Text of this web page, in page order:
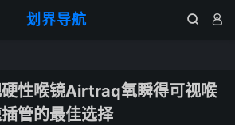
划界导航  
性喉镜Airtraq氧瞬得可视喉
管的最佳选择